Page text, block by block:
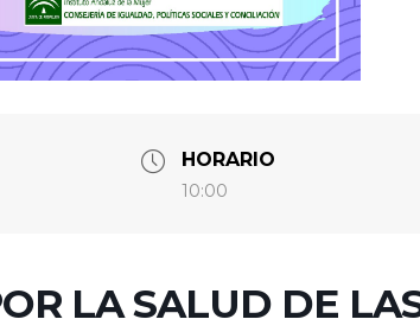
HORARIO
10:00
LA SALUD DE